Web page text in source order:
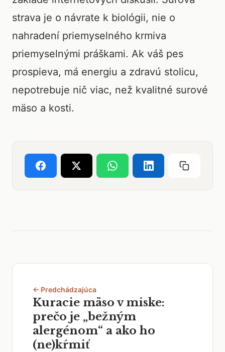
strava je o návrate k biológii, nie o
nahradení priemyselného krmiva
priemyselnými práškami. Ak váš pes
prospieva, má energiu a zdravú stolicu,
nepotrebuje nič viac, než kvalitné surové
mäso a kosti.
← Predchádzajúca
Kuracie mäso v miske:
prečo je „bežným
alergénom“ a ako ho
(ne)kŕmiť